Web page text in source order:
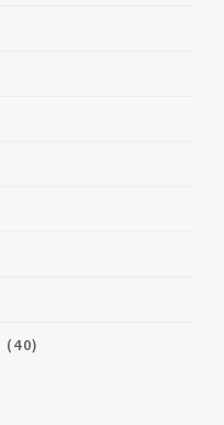
(40)